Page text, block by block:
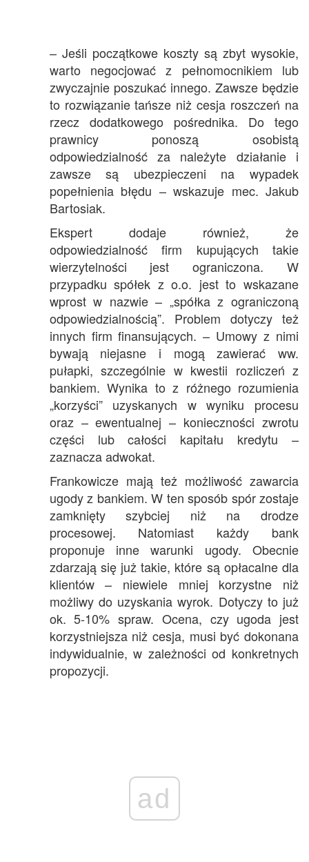
– Jeśli początkowe koszty są zbyt wysokie,
warto negocjować z pełnomocnikiem lub
zwyczajnie poszukać innego. Zawsze będzie
to rozwiązanie tańsze niż cesja roszczeń na
rzecz dodatkowego pośrednika. Do tego
prawnicy ponoszą osobistą
odpowiedzialność za należyte działanie i
zawsze są ubezpieczeni na wypadek
popełnienia błędu – wskazuje mec. Jakub
Bartosiak.
Ekspert dodaje również, że
odpowiedzialność firm kupujących takie
wierzytelności jest ograniczona. W
przypadku spółek z o.o. jest to wskazane
wprost w nazwie – „spółka z ograniczoną
odpowiedzialnością”. Problem dotyczy też
innych firm finansujących. – Umowy z nimi
bywają niejasne i mogą zawierać ww.
pułapki, szczególnie w kwestii rozliczeń z
bankiem. Wynika to z różnego rozumienia
„korzyści” uzyskanych w wyniku procesu
oraz – ewentualnej – konieczności zwrotu
części lub całości kapitału kredytu –
zaznacza adwokat.
Frankowicze mają też możliwość zawarcia
ugody z bankiem. W ten sposób spór zostaje
zamknięty szybciej niż na drodze
procesowej. Natomiast każdy bank
proponuje inne warunki ugody. Obecnie
zdarzają się już takie, które są opłacalne dla
klientów – niewiele mniej korzystne niż
możliwy do uzyskania wyrok. Dotyczy to już
ok. 5-10% spraw. Ocena, czy ugoda jest
korzystniejsza niż cesja, musi być dokonana
indywidualnie, w zależności od konkretnych
propozycji.
ad